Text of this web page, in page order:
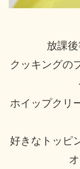
放課
クッキングの
ホイップクリ
好きなトッピ